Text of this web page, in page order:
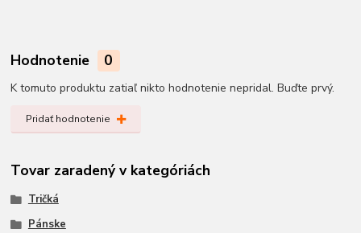
Hodnotenie 0
K tomuto produktu zatiaľ nikto hodnotenie nepridal. Buďte prvý.
Pridať hodnotenie
Tovar zaradený v kategóriách
Tričká
Pánske